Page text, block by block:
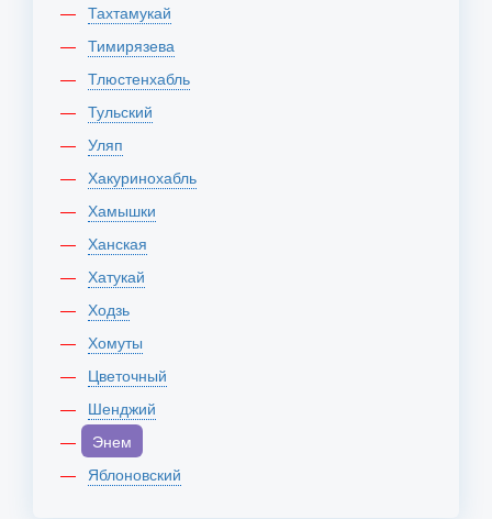
Тахтамукай
Тимирязева
Тлюстенхабль
Тульский
Уляп
Хакуринохабль
Хамышки
Ханская
Хатукай
Ходзь
Хомуты
Цветочный
Шенджий
Энем
Яблоновский